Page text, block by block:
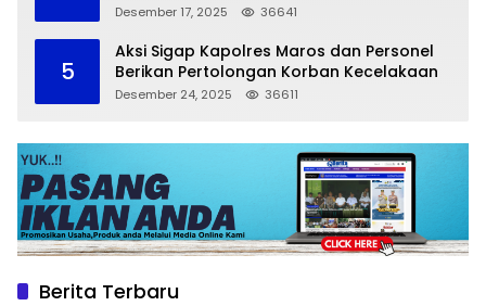
Larangan Parkir
Desember 17, 2025 36641
5
Aksi Sigap Kapolres Maros dan Personel
Berikan Pertolongan Korban Kecelakaan
Desember 24, 2025 36611
Berita Terbaru